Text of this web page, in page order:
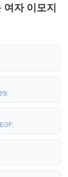
자 이모지